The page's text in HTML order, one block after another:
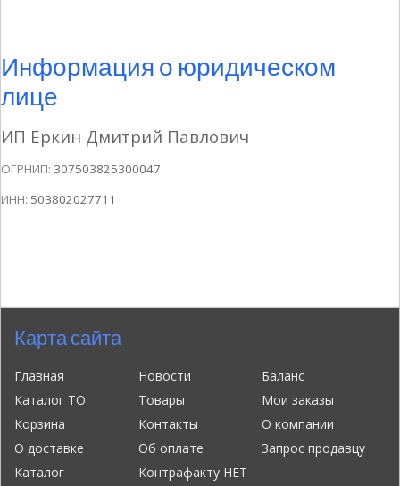
Информация о юридическом
лице
ИП Еркин Дмитрий Павлович
ОГРНИП: 307503825300047
ИНН: 503802027711
Карта сайта
Главная Новости
Баланс
Каталог ТО
Товары
Мои заказы
Корзина
Контакты
О компании
О доставке
Об оплате
Запрос продавцу
Каталог
Контрафакту НЕТ